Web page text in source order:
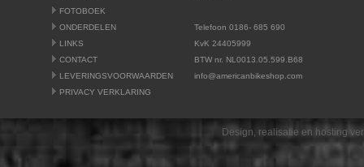
FOTOBOEK
ONDERDELEN
LINKS
CONTACT
LEVERINGSVOORWAARDEN
PRIVACY VERKLARING
Telefoon 0186- 685 690
KvK 24405999
BTW nr. NL0013.05.599.B68
info@americanbikeshop.com
Design, realisatie en hosting